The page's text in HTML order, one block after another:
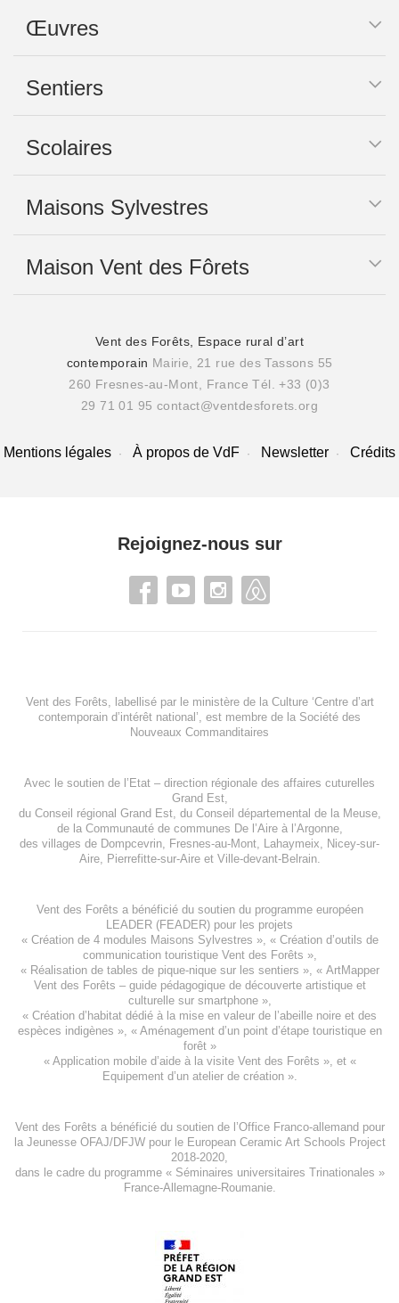
Œuvres
Sentiers
Scolaires
Maisons Sylvestres
Maison Vent des Fôrets
Vent des Forêts, Espace rural d’art
contemporain Mairie, 21 rue des Tassons 55
260 Fresnes-au-Mont, France Tél. +33 (0)3
29 71 01 95 contact@ventdesforets.org
Mentions légales À propos de VdF Newsletter Crédits
Rejoignez-nous sur
Vent des Forêts, labellisé par le ministère de la Culture ‘Centre d’art
contemporain d’intérêt national’, est membre de la Société des
Nouveaux Commanditaires
Avec le soutien de l’Etat – direction régionale des affaires cuturelles
Grand Est,
du Conseil régional Grand Est, du Conseil départemental de la Meuse,
de la Communauté de communes De l’Aire à l’Argonne,
des villages de Dompcevrin Fresnes-au-Mont Lahaymeix
Nicey-sur-
Aire, Pierrefitte-sur-Aireet Ville-devant-Belrain.
Vent des Forêts a bénéficié du soutien du programme européen
LEADER (FEADER) pour les projets
« Création de 4 modules Maisons Sylvestres », « Création d’outils de
communication touristique Vent des Forêts »,
« Réalisation de tables de pique-nique sur les sentiers », « ArtMapper
Vent des Forêts – guide pédagogique de découverte artistique et
culturelle sur smartphone »,
« Création d’habitat dédié à la mise en valeur de l’abeille noire et des
espèces indigènes », « Aménagement d’un point d’étape touristique en
forêt»
« Application mobile d’aide à la visite Vent des Forêts », et «
Equipement d’un atelier de création».
Vent des Forêts a bénéficié du soutien de l’Office Franco-allemand pour
la Jeunesse OFAJ/DFJWpour leEuropean Ceramic Art Schools Project
2018-2020
dans le cadre du programme « Séminaires universitaires Trinationales »
France-Allemagne-Roumanie.